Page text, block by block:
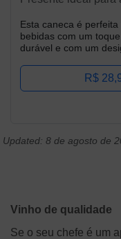
Esta caneca é
bebidas com um
durável e com um
R$
Updated: 8 de agosto de
Vinho de qualidade
Se o seu chefe é um